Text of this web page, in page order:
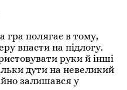
гра полягає в тому,
впасти на підлогу.
руки й інші
дути на невеликий
залишався у